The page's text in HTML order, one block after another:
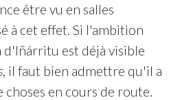
être vu en salles
à cet effet. Si l'ambition
d'Iñárritu est déjà visible
, il faut bien admettre qu'il a
choses en cours de route.